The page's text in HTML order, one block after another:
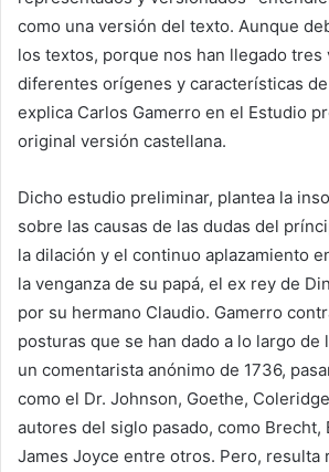
como una versión del texto. Aunque
los textos, porque nos han llegado tres
diferentes orígenes y características de
explica Carlos Gamerro en el Estudio
original versión castellana.
Dicho estudio preliminar, plantea la
sobre las causas de las dudas del
la dilación y el continuo aplazamiento
la venganza de su papá, el ex rey de
por su hermano Claudio. Gamerro
posturas que se han dado a lo largo de
un comentarista anónimo de 1736,
como el Dr. Johnson, Goethe,
autores del siglo pasado, como Brecht,
James Joyce entre otros. Pero, resulta